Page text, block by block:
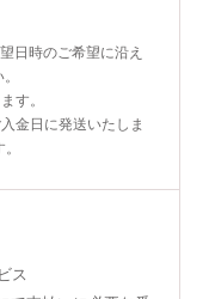
日時のご希望に沿え
す。
金日に発送いたしま
ス